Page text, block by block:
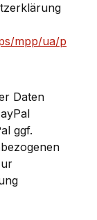
mpp/ua/p
Daten
ggf.